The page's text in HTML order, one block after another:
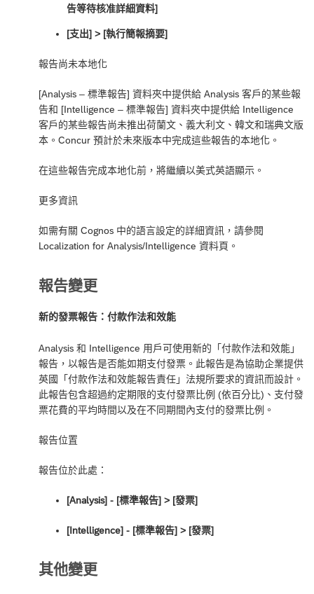
告等待核准詳細資料]
[支出] > [執行簡報摘要]
報告尚未本地化
[Analysis – 標準報告] 資料夾中提供給 Analysis 客戶的某些報
告和 [Intelligence – 標準報告] 資料夾中提供給 Intelligence
客戶的某些報告尚未推出荷蘭文、義大利文、韓文和瑞典文版
本。Concur 預計於未來版本中完成這些報告的本地化。
在這些報告完成本地化前，將繼續以美式英語顯示。
更多資訊
如需有關 Cognos 中的語言設定的詳細資訊，請參閱
Localization for Analysis/Intelligence 資料頁。
報告變更
新的發票報告：付款作法和效能
Analysis 和 Intelligence 用戶可使用新的「付款作法和效能」
報告，以報告是否能如期支付發票。此報告是為協助企業提供
英國「付款作法和效能報告責任」法規所要求的資訊而設計。
此報告包含超過約定期限的支付發票比例 (依百分比)、支付發
票花費的平均時間以及在不同期間內支付的發票比例。
報告位置
報告位於此處：
[Analysis] - [標準報告] ‎> [發票]
[Intelligence] - [標準報告] ‎> [發票]
其他變更